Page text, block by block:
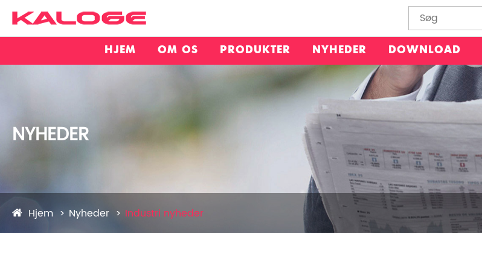
HJEM OM OS PRODUKTER NYHEDER DOWNLOAD
NYHEDER
Hjem Nyheder Industri nyheder